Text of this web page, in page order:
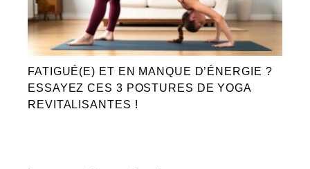
FATIGUÉ(E) ET EN MANQUE D’ÉNERGIE ?
ESSAYEZ CES 3 POSTURES DE YOGA
REVITALISANTES !